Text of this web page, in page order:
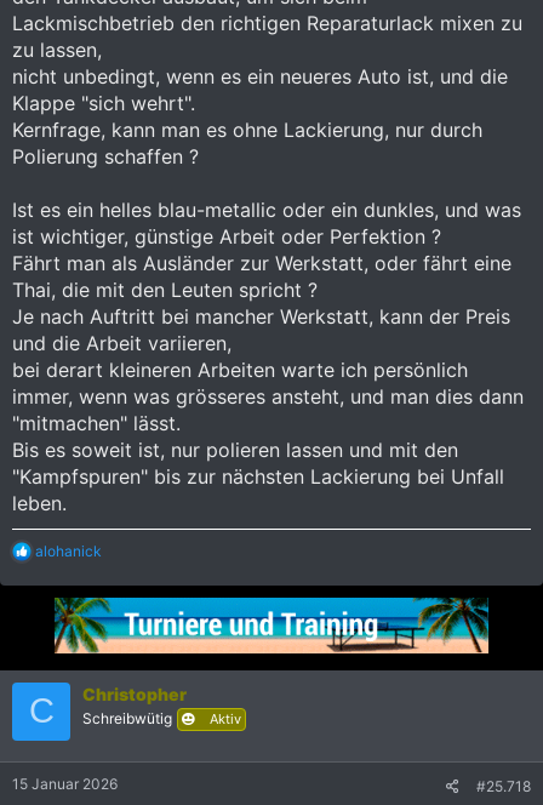
Habt ihr da gute Empfehlungen?
Lackmischbetrieb den richtigen Reparaturlack mixen zu
zu lassen,
nicht unbedingt, wenn es ein neueres Auto ist, und die
Klappe "sich wehrt".
Kernfrage, kann man es ohne Lackierung, nur durch
Polierung schaffen ?
Ist es ein helles blau-metallic oder ein dunkles, und was
ist wichtiger, günstige Arbeit oder Perfektion ?
Fährt man als Ausländer zur Werkstatt, oder fährt eine
Thai, die mit den Leuten spricht ?
Je nach Auftritt bei mancher Werkstatt, kann der Preis
und die Arbeit variieren,
bei derart kleineren Arbeiten warte ich persönlich
immer, wenn was grösseres ansteht, und man dies dann
"mitmachen" lässt.
Bis es soweit ist, nur polieren lassen und mit den
"Kampfspuren" bis zur nächsten Lackierung bei Unfall
leben.
R
a
n
e
n
:
alohanick
C Christopher
Schreibwütig Aktiv
15 Januar 2026 #25.718